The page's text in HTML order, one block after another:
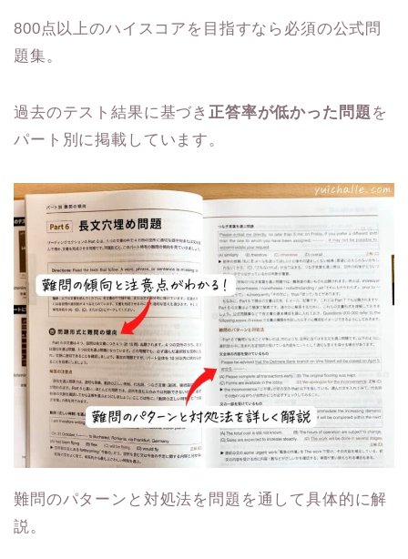
800点以上のハイスコアを目指すなら必須の公式問
題集。
過去のテスト結果に基づき正答率が低かった問題 を
パート別に掲載しています。
難問のパターンと対処法を問題を通して具体的に解
説。